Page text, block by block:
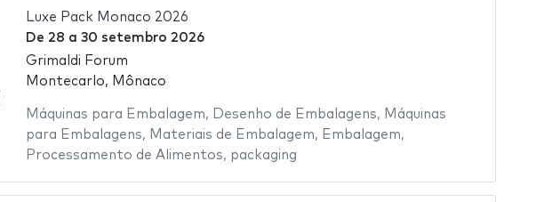
Luxe Pack Monaco 2026
De 28 a 30 setembro 2026
Grimaldi Forum
Montecarlo, Mônaco
Máquinas para Embalagem, Desenho de Embalagens, Máquinas
para Embalagens, Materiais de Embalagem, Embalagem,
Processamento de Alimentos, packaging